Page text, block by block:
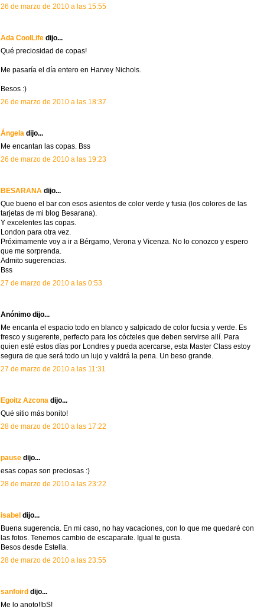
26 de marzo de 2010 a las 15:55
Ada CoolLife dijo...
Qué preciosidad de copas!
Me pasaría el día entero en Harvey Nichols.
Besos :)
26 de marzo de 2010 a las 18:37
Ángela dijo...
Me encantan las copas. Bss
26 de marzo de 2010 a las 19:23
BESARANA dijo...
Que bueno el bar con esos asientos de color verde y fusia (los colores de las
tarjetas de mi blog Besarana).
Y excelentes las copas.
London para otra vez.
Próximamente voy a ir a Bérgamo, Verona y Vicenza. No lo conozco y espero
que me sorprenda.
Admito sugerencias.
Bss
27 de marzo de 2010 a las 0:53
Anónimo dijo...
Me encanta el espacio todo en blanco y salpicado de color fucsia y verde. Es
fresco y sugerente, perfecto para los cócteles que deben servirse allí. Para
quien esté estos días por Londres y pueda acercarse, esta Master Class estoy
segura de que será todo un lujo y valdrá la pena. Un beso grande.
27 de marzo de 2010 a las 11:31
Egoitz Azcona dijo...
Qué sitio más bonito!
28 de marzo de 2010 a las 17:22
pause dijo...
esas copas son preciosas :)
28 de marzo de 2010 a las 23:22
isabel dijo...
Buena sugerencia. En mi caso, no hay vacaciones, con lo que me quedaré con
las fotos. Tenemos cambio de escaparate. Igual te gusta.
Besos desde Estella.
28 de marzo de 2010 a las 23:55
sanfoird dijo...
Me lo anoto!!bS!